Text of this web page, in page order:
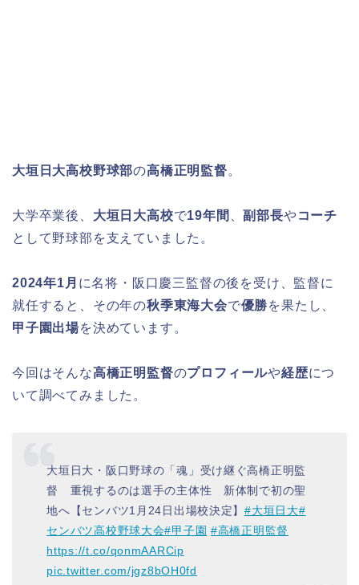
大垣日大高校野球部の高橋正明監督。
大学卒業後、 大垣日大高校で19年間 、副部長やコーチ
として野球部を支えていました。
2024年1月 に名将・阪口慶三監督の後を受け、監督に
就任すると、その年の秋季東海大会で優勝を果たし、
甲子園出場を決めています。
今回はそんな高橋正明監督のプロフィールや経歴につ
いて調べてみました。
大垣日大・阪口野球の「魂」受け継ぐ高橋正明監
督 重視するのは選手の主体性 新体制で初の聖
地へ【センバツ1月24日出場校決定】#大垣日大#
センバツ高校野球大会#甲子園 #高橋正明監督
https://t.co/qonmAARCip
pic.twitter.com/jgz8bOH0fd